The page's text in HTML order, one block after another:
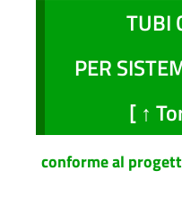
TUBI
PER
[ ↑
conforme al